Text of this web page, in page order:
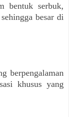
bentuk serbuk,
besar di
berpengalaman
khusus yang